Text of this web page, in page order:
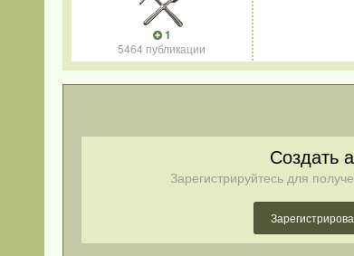
1
5464 публикации
Создать
Зарегистрируйтесь для